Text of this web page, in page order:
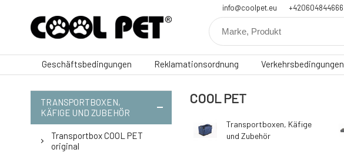
info@coolpet.eu +420604844666
Geschäftsbedingungen Reklamationsordnung Verkehrsbedingungen
TRANSPORTBOXEN,
KÄFIGE UND ZUBEHÖR
Transportbox COOL PET
original
COOL PET
Transportboxen, Käfige
und Zubehör